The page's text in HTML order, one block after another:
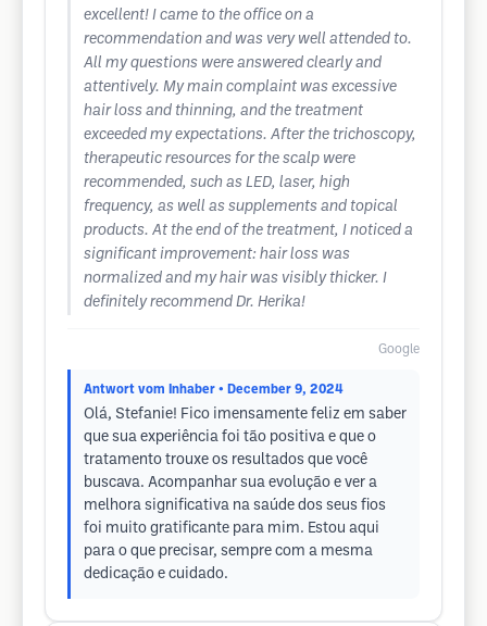
excellent! I came to the office on a
recommendation and was very well attended to.
All my questions were answered clearly and
attentively. My main complaint was excessive
hair loss and thinning, and the treatment
exceeded my expectations. After the trichoscopy,
therapeutic resources for the scalp were
recommended, such as LED, laser, high
frequency, as well as supplements and topical
products. At the end of the treatment, I noticed a
significant improvement: hair loss was
normalized and my hair was visibly thicker. I
definitely recommend Dr. Herika!
Google
Antwort vom Inhaber • December 9, 2024
Olá, Stefanie! Fico imensamente feliz em saber
que sua experiência foi tão positiva e que o
tratamento trouxe os resultados que você
buscava. Acompanhar sua evolução e ver a
melhora significativa na saúde dos seus fios
foi muito gratificante para mim. Estou aqui
para o que precisar, sempre com a mesma
dedicação e cuidado.